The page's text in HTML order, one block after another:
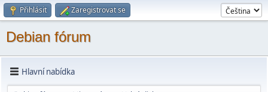
Přihlásit Zaregistrovat se
Debian fórum
Hlavní nabídka